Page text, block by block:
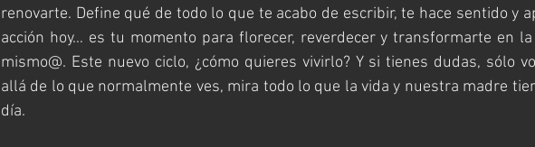
renovarte. Define qué de todo lo que te acabo de escribir, te hace sentido y
acción hoy… es tu momento para florecer, reverdecer y transformarte en
mismo@. Este nuevo ciclo, ¿cómo quieres vivirlo? Y si tienes dudas, sólo
allá de lo que normalmente ves, mira todo lo que la vida y nuestra madre
día.